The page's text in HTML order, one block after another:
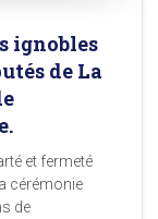
ignobles
de La
et fermeté
cérémonie
de